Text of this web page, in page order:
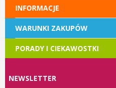
INFORMACJE
WARUNKI ZAKUPÓW
PORADY I CIEKAWOSTKI
NEWSLETTER